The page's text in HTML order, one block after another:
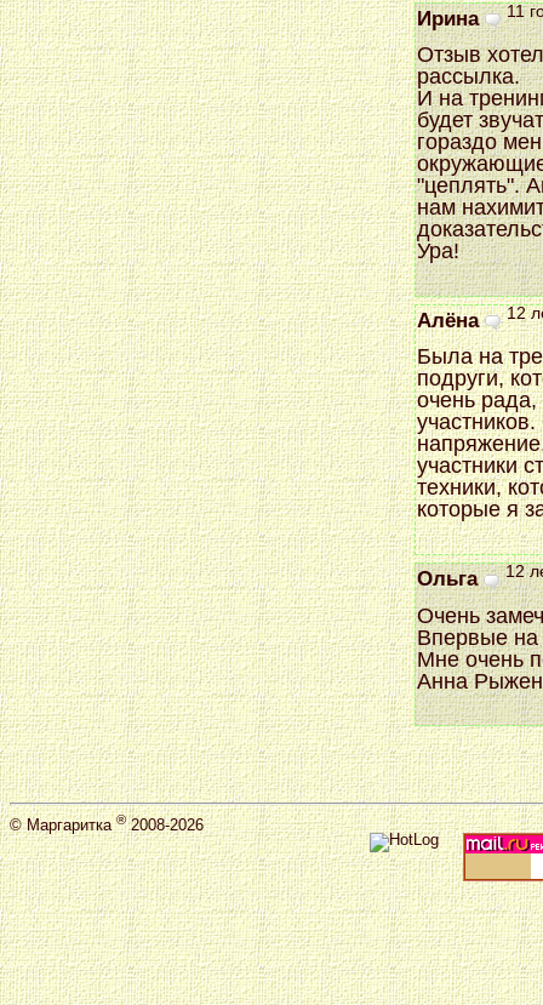
Ирина 11
Отзыв
рассылка.
И на
будет
гораздо
"цеплять".
нам
Ура!
Алёна 12
Была на
подруги,
очень рада,
участники
техники,
которые я
Ольга 12
Очень
Впервые на
Мне очень
Анна
©Маргаритка®2008-2026